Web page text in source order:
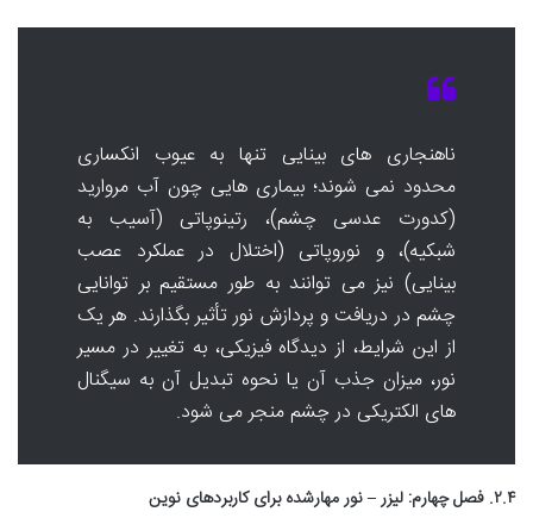
ناهنجاری های بینایی تنها به عیوب انکساری
محدود نمی شوند؛ بیماری هایی چون آب مروارید
(کدورت عدسی چشم)، رتینوپاتی (آسیب به
شبکیه)، و نوروپاتی (اختلال در عملکرد عصب
بینایی) نیز می توانند به طور مستقیم بر توانایی
چشم در دریافت و پردازش نور تأثیر بگذارند. هر یک
از این شرایط، از دیدگاه فیزیکی، به تغییر در مسیر
نور، میزان جذب آن یا نحوه تبدیل آن به سیگنال
های الکتریکی در چشم منجر می شود.
۲.۴. فصل چهارم: لیزر – نور مهارشده برای کاربردهای نوین